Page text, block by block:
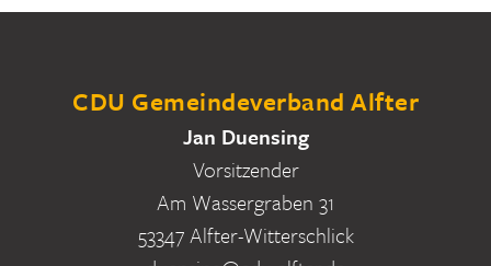
CDU Gemeindeverband Alfter
Jan Duensing
Vorsitzender
Am Wassergraben 31
53347 Alfter-Witterschlick